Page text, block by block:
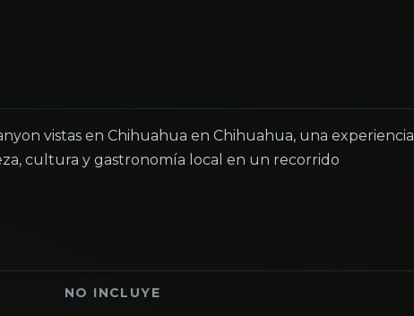
vistas en Chihuahua en Chihuahua, una experiencia
cultura y gastronomía local en un recorrido
NO INCLUYE